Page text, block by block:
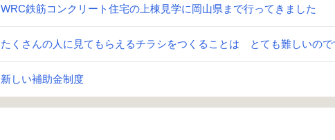
WRC鉄筋コンクリート住宅の上棟見学に岡山県まで行ってきました
たくさんの人に見てもらえるチラシをつくることは とても難しいので
新しい補助金制度